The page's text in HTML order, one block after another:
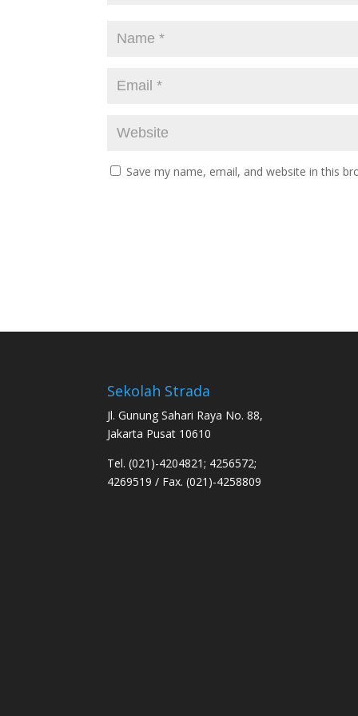
Save my name, email, and website in this
Sekolah Strada
Jl. Gunung Sahari Raya No. 88,
Jakarta Pusat 10610
Tel. (021)-4204821; 4256572;
4269519 / Fax. (021)-4258809